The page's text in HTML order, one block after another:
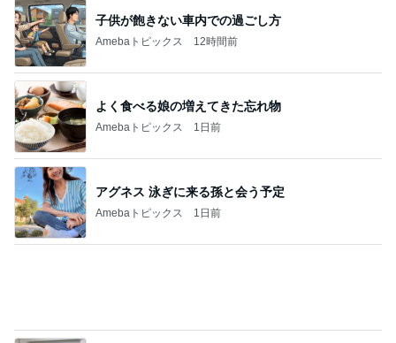
子供が飽きない車内での過ごし方
Amebaトピックス 12時間前
よく食べる娘の増えてきた忘れ物
Amebaトピックス 1日前
アグネス 泳ぎに来る孫と会う予定
Amebaトピックス 1日前